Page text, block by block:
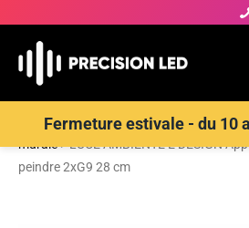
Fermeture estivale - du 10
Accueil>Boutique>ECLAIRAGE
murale>LUCE AMBIENTE E DESIGN
peindre 2xG9 28 cm